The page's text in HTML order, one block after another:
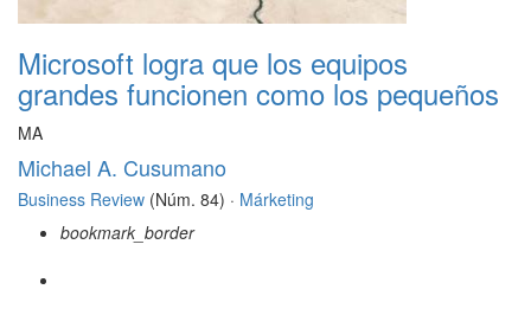
Microsoft logra que los equipos
grandes funcionen como los pequeños
MA
Michael A. Cusumano
Business Review (Núm. 84) · Márketing
bookmark_border